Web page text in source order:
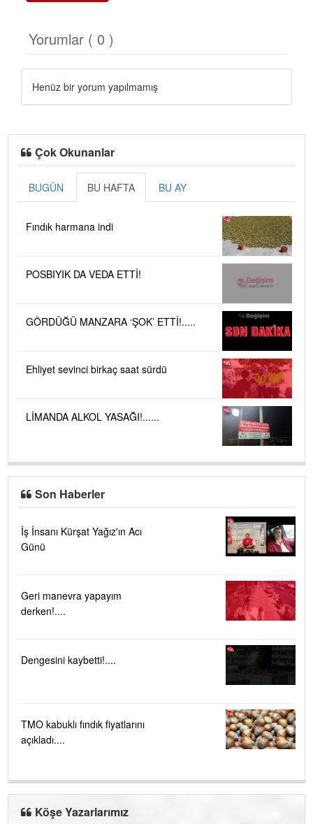
Yorumlar ( 0 )
Henüz bir yorum yapılmamış
Çok Okunanlar
BUGÜN BU HAFTA BU AY
Fındık harmana indi
POSBIYIK DA VEDA ETTİ!
GÖRDÜĞÜ MANZARA ‘ŞOK’ ETTİ!.....
Ehliyet sevinci birkaç saat sürdü
LİMANDA ALKOL YASAĞI!......
Son Haberler
İş İnsanı Kürşat Yağız'ın Acı
Günü
Geri manevra yapayım
derken!....
Dengesini kaybetti!....
TMO kabuklı fındık fiyatlarını
açıkladı....
Köşe Yazarlarımız